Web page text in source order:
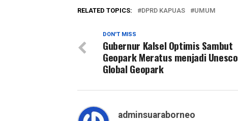
RELATED TOPICS: DPRD KAPUAS UMUM
DON'T MISS
Gubernur Kalsel Optimis Sambut
Geopark Meratus menjadi Unesco
Global Geopark
adminsuaraborneo